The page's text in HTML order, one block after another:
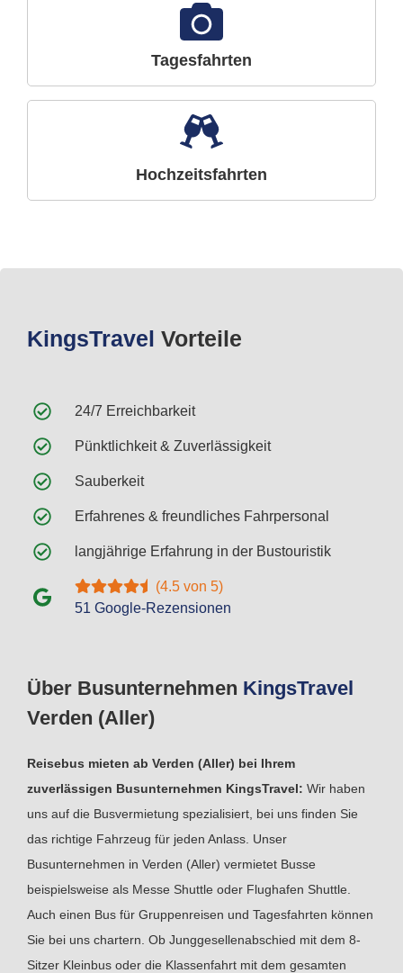
Tagesfahrten
Hochzeitsfahrten
Über Busunternehmen KingsTravel
Verden (Aller)
Reisebus mieten ab Verden (Aller) bei Ihrem
zuverlässigen Busunternehmen KingsTravel: Wir haben
uns auf die Busvermietung spezialisiert, bei uns finden Sie
das richtige Fahrzeug für jeden Anlass. Unser
Busunternehmen in Verden (Aller) vermietet Busse
beispielsweise als Messe Shuttle oder Flughafen Shuttle.
Auch einen Bus für Gruppenreisen und Tagesfahrten können
Sie bei uns chartern. Ob Junggesellenabschied mit dem 8-
Sitzer Kleinbus oder die Klassenfahrt mit dem gesamten
KingsTravel Vorteile
24/7 Erreichbarkeit
Pünktlichkeit & Zuverlässigkeit
Sauberkeit
Erfahrenes & freundliches Fahrpersonal
langjährige Erfahrung in der Bustouristik
(4.5 von 5)
51 Google-Rezensionen